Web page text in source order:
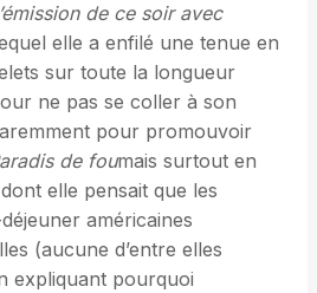
de ce soir avec
elle a enfilé une tenue en
sur toute la longueur
ne pas se coller à son
pour promouvoir
de foumais surtout en
elle pensait que les
américaines
(aucune d’entre elles
expliquant pourquoi